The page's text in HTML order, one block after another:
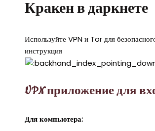
Кракен в даркнете
Используйте VPN и Tor для
инструкция
VPN приложение для
Для компьютера: